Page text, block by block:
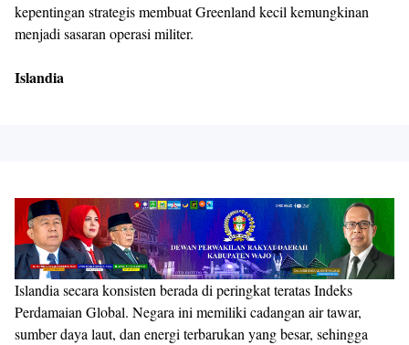
kepentingan strategis membuat Greenland kecil kemungkinan
menjadi sasaran operasi militer.
Islandia
Islandia secara konsisten berada di peringkat teratas Indeks
Perdamaian Global. Negara ini memiliki cadangan air tawar,
sumber daya laut, dan energi terbarukan yang besar, sehingga